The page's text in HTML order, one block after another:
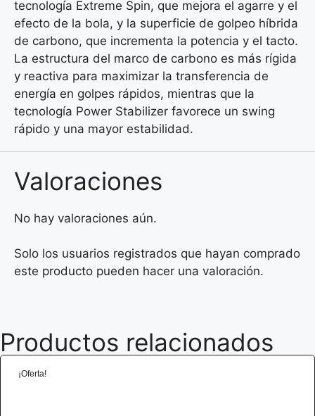
tecnología Extreme Spin, que mejora el agarre y el
efecto de la bola, y la superficie de golpeo híbrida
de carbono, que incrementa la potencia y el tacto.
La estructura del marco de carbono es más rígida
y reactiva para maximizar la transferencia de
energía en golpes rápidos, mientras que la
tecnología Power Stabilizer favorece un swing
rápido y una mayor estabilidad.
Valoraciones
No hay valoraciones aún.
Solo los usuarios registrados que hayan comprado
este producto pueden hacer una valoración.
Productos relacionados
¡Oferta!